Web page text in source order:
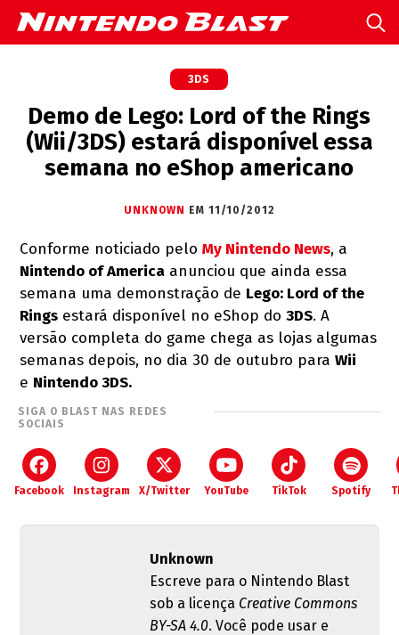
3DS
Demo de Lego: Lord of the Rings
(Wii/3DS) estará disponível essa
semana no eShop americano
UNKNOWN EM 11/10/2012
Conforme noticiado peloMy Nintendo News, a
Nintendo of America anunciou que ainda essa
semana uma demonstração de Lego: Lord of the
Rings estará disponível no eShop do3DS. A
versão completa do game chega as lojas algumas
semanas depois, no dia 30 de outubro paraWii
e Nintendo 3DS.
SIGA O BLAST NAS REDES
SOCIAIS
Facebook Instagram X/Twitter YouTube TikTok Spotify
Unknown
Escreve para o Nintendo Blast
sob a licença Creative Commons
BY-SA 4.0. Você pode usar e